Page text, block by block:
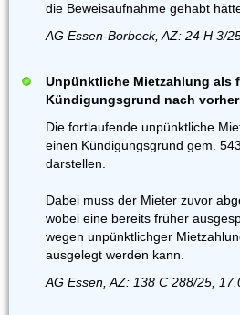
die Beweisaufnahme gehabt
AG Essen-Borbeck, AZ: 24 H 3/
Unpünktliche Mietzahlung als
Kündigungsgrund nach
Die fortlaufende unpünktliche
einen Kündigungsgrund gem.
darstellen.
Dabei muss der Mieter zuvor
wobei eine bereits früher
wegen unpünktlichger
ausgelegt werden kann.
AG Essen, AZ: 138 C 288/25,